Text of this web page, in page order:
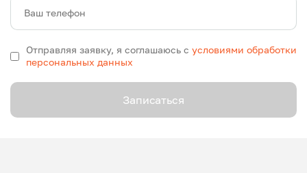
Ваш телефон
Отправляя заявку, я соглашаюсь с условиями обработки
персональных данных
Записаться